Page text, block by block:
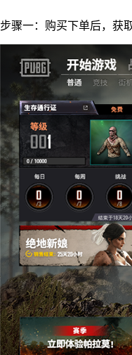
步骤一：购买下单后，获